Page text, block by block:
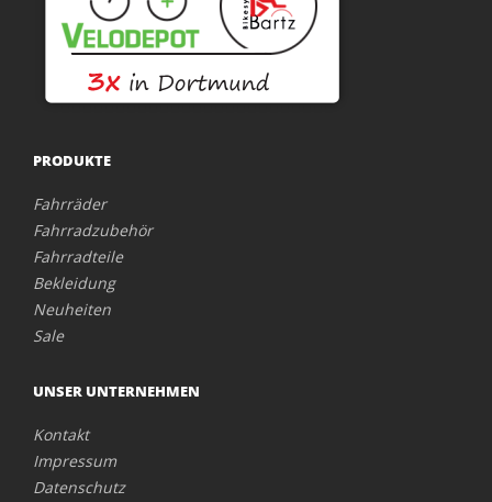
PRODUKTE
Fahrräder
Fahrradzubehör
Fahrradteile
Bekleidung
Neuheiten
Sale
UNSER UNTERNEHMEN
Kontakt
Impressum
Datenschutz